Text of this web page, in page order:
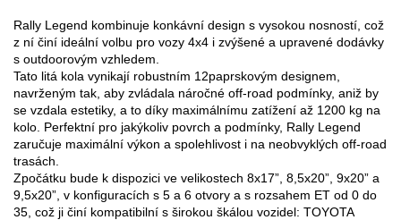
Rally Legend kombinuje konkávní design s vysokou nosností, což
z ní činí ideální volbu pro vozy 4x4 i zvýšené a upravené dodávky
s outdoorovým vzhledem.
Tato litá kola vynikají robustním 12paprskovým designem,
navrženým tak, aby zvládala náročné off-road podmínky, aniž by
se vzdala estetiky, a to díky maximálnímu zatížení až 1200 kg na
kolo. Perfektní pro jakýkoliv povrch a podmínky, Rally Legend
zaručuje maximální výkon a spolehlivost i na neobvyklých off-road
trasách.
Zpočátku bude k dispozici ve velikostech 8x17”, 8,5x20”, 9x20” a
9,5x20”, v konfiguracích s 5 a 6 otvory a s rozsahem ET od 0 do
35, což ji činí kompatibilní s širokou škálou vozidel: TOYOTA